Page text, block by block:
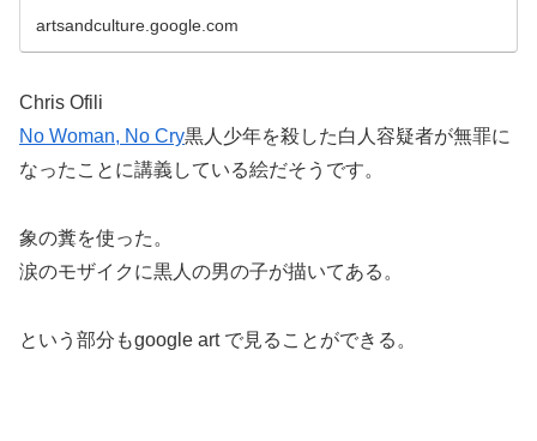
artsandculture.google.com
Chris Ofili
No Woman, No Cry黒人少年を殺した白人容疑者が無罪に
なったことに講義している絵だそうです。
象の糞を使った。
涙のモザイクに黒人の男の子が描いてある。
という部分もgoogle art で見ることができる。